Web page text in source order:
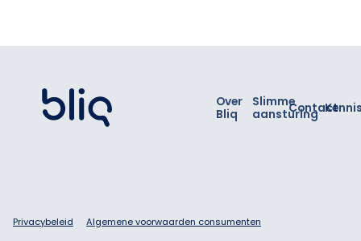
Over
Bliq
Slimme
aansturing
Contact
Privacybeleid Algemene voorwaarden consumenten